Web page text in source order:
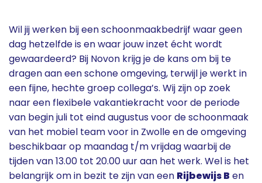
Wil jij werken bij een schoonmaakbedrijf waar geen
dag hetzelfde is en waar jouw inzet écht wordt
gewaardeerd? Bij Novon krijg je de kans om bij te
dragen aan een schone omgeving, terwijl je werkt in
een fijne, hechte groep collega’s. Wij zijn op zoek
naar een flexibele vakantiekracht voor de periode
van begin juli tot eind augustus voor de schoonmaak
van het mobiel team voor in Zwolle en de omgeving
beschikbaar op maandag t/m vrijdag waarbij de
tijden van 13.00 tot 20.00 uur aan het werk. Wel is het
belangrijk om in bezit te zijn van een Rijbewijs B en